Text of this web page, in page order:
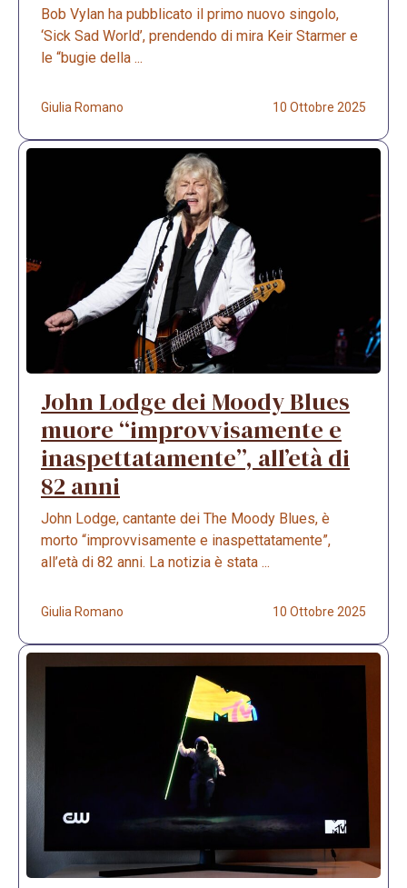
Bob Vylan ha pubblicato il primo nuovo singolo,
‘Sick Sad World’, prendendo di mira Keir Starmer e
le “bugie della ...
Giulia Romano 10 Ottobre 2025
John Lodge dei Moody Blues
muore “improvvisamente e
inaspettatamente”, all’età di
82 anni
John Lodge, cantante dei The Moody Blues, è
morto “improvvisamente e inaspettatamente”,
all’età di 82 anni. La notizia è stata ...
Giulia Romano 10 Ottobre 2025